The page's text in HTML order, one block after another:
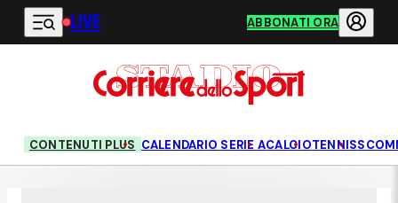
Vai al contenuto principale
LIVE ABBONATI ORA
CONTENUTI PLUS CALENDARIO SERIE ACALCIOTENNIS